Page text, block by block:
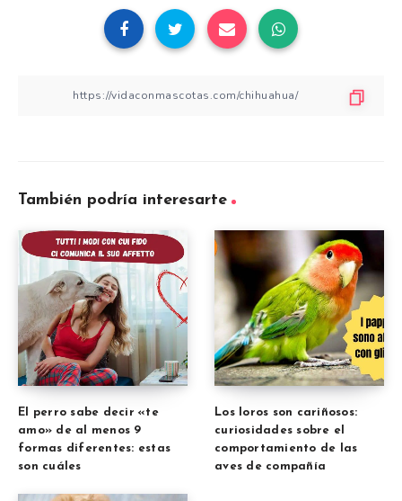
También podría interesarte
El perro sabe decir «te
amo» de al menos 9
formas diferentes: estas
son cuáles
Los loros son cariñosos:
curiosidades sobre el
comportamiento de las
aves de compañía